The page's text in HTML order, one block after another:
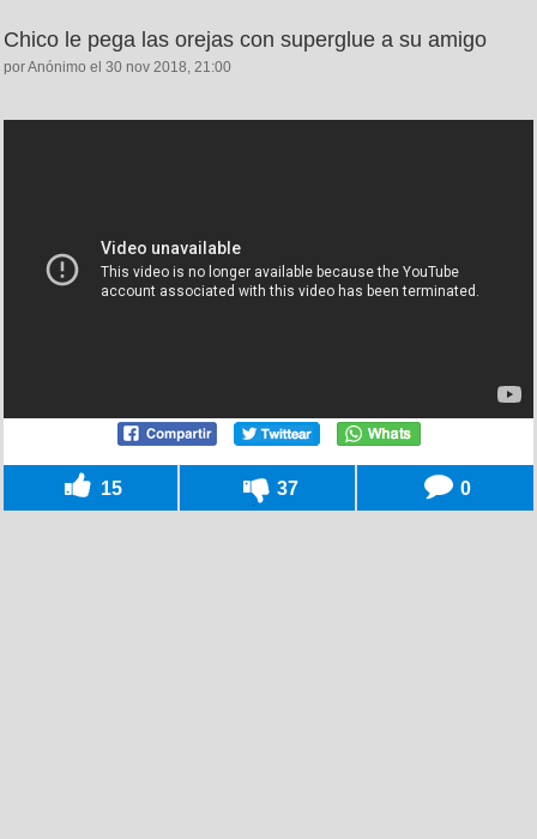
Chico le pega las orejas con superglue a su amigo
por Anónimo el 30 nov 2018, 21:00
15 37 0